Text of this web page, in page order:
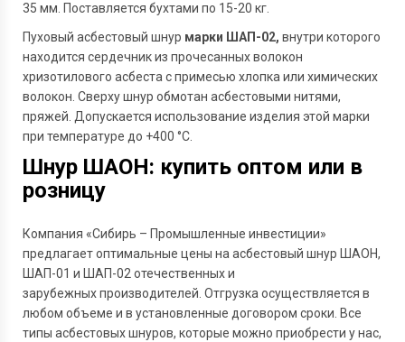
35 мм. Поставляется бухтами по 15-20 кг.
Пуховый асбестовый шнур марки ШАП-02, внутри которого
находится сердечник из прочесанных волокон
хризотилового асбеста с примесью хлопка или химических
волокон. Сверху шнур обмотан асбестовыми нитями,
пряжей. Допускается использование изделия этой марки
при температуре до +400 °С.
Шнур ШАОН: купить оптом или в
розницу
Компания «Сибирь – Промышленные инвестиции»
предлагает оптимальные цены на асбестовый шнур ШАОН,
ШАП-01 и ШАП-02 отечественных и
зарубежных производителей. Отгрузка осуществляется в
любом объеме и в установленные договором сроки. Все
типы асбестовых шнуров, которые можно приобрести у нас,